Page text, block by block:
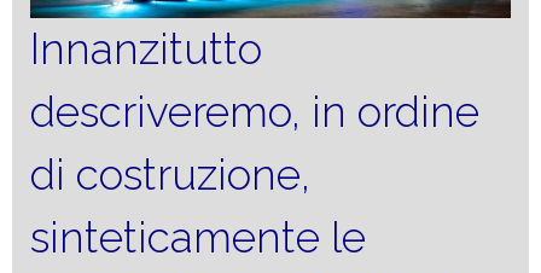
Innanzitutto
descriveremo, in ordine
di costruzione,
sinteticamente le